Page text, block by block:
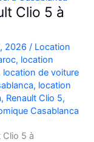
Clio 5 à
2026 / Location
, location
location de voiture
, location
, Renault Clio 5,
Casablanca
Clio 5 à